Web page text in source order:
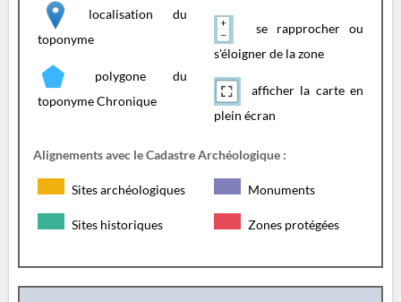
localisation du
toponyme
polygone du
toponyme Chronique
se rapprocher ou
s'éloigner de la zone
afficher la carte en
plein écran
Alignements avec le Cadastre Archéologique :
Sites archéologiques Monuments
Sites historiques Zones protégées